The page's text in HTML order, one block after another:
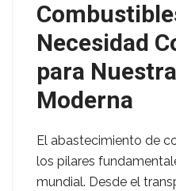
Necesidad
para
Moderna
El abastecimiento de
los pilares
mundial. Desde el